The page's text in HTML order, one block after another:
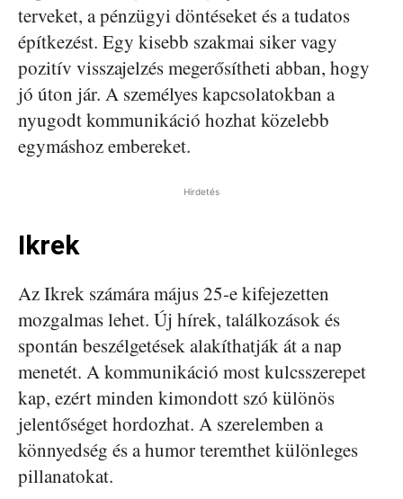
terveket, a pénzügyi döntéseket és a tudatos
építkezést. Egy kisebb szakmai siker vagy
pozitív visszajelzés megerősítheti abban, hogy
jó úton jár. A személyes kapcsolatokban a
nyugodt kommunikáció hozhat közelebb
egymáshoz embereket.
Hirdetés
Ikrek
Az Ikrek számára május 25-e kifejezetten
mozgalmas lehet. Új hírek, találkozások és
spontán beszélgetések alakíthatják át a nap
menetét. A kommunikáció most kulcsszerepet
kap, ezért minden kimondott szó különös
jelentőséget hordozhat. A szerelemben a
könnyedség és a humor teremthet különleges
pillanatokat.